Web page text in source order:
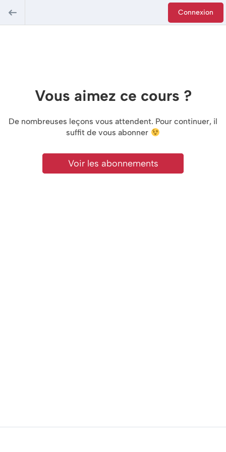
Connexion
Vous aimez ce cours ?
De nombreuses leçons vous attendent. Pour continuer, il
suffit de vous abonner
Voir les abonnements